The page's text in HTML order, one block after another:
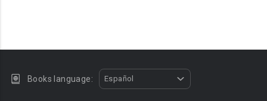
Books language: Español